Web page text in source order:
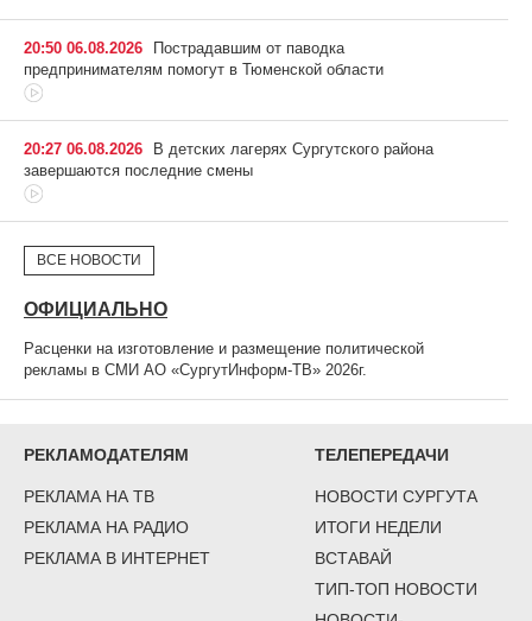
20:50 06.08.2026
Пострадавшим от паводка
предпринимателям помогут в Тюменской области
20:27 06.08.2026
В детских лагерях Сургутского района
завершаются последние смены
ВСЕ НОВОСТИ
ОФИЦИАЛЬНО
Расценки на изготовление и размещение политической
рекламы в СМИ АО «СургутИнформ-ТВ» 2026г.
РЕКЛАМОДАТЕЛЯМ
РЕКЛАМА НА ТВ
РЕКЛАМА НА РАДИО
РЕКЛАМА В ИНТЕРНЕТ
ТЕЛЕПЕРЕДАЧИ
НОВОСТИ СУРГУТА
ИТОГИ НЕДЕЛИ
ВСТАВАЙ
ТИП-ТОП НОВОСТИ